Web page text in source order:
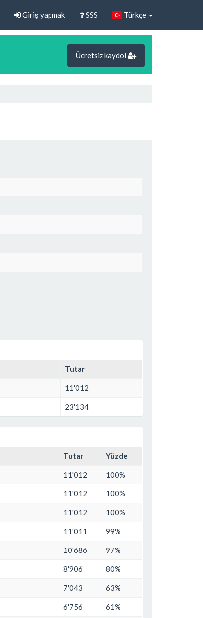
Giriş yapmak SSS Türkçe
Ücretsiz kaydol
Tutar
11'012
23'134
Tutar Yüzde
11'012 100%
11'012 100%
11'012 100%
11'011 99%
10'686 97%
8'906 80%
7'043 63%
6'756 61%